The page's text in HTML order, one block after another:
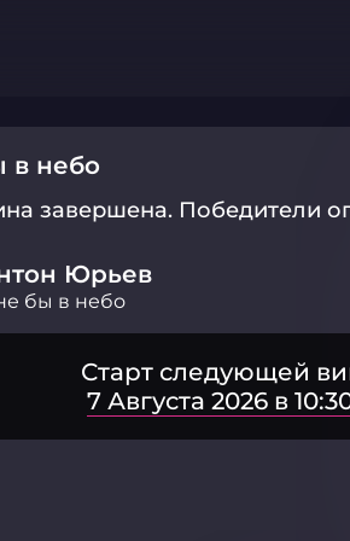
в небо
завершена. Победители
Юрьев
бы в небо
Старт следующей
7 Августа 2026 в